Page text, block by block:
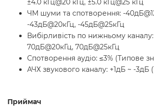
±4.0 кГц@20 кГц, ±5.0 кГц@25 кГц
ЧМ шуми та спотворення: -
-43дБ@20кГц, -45дБ@25кГц
Вибірливість по нижньому каналу:
70дБ@20кГц, 70дБ@25кГц
Спотворення аудіо: ≤3% (Типове
АЧХ звукового каналу: +1дБ ~ -3дБ
Приймач